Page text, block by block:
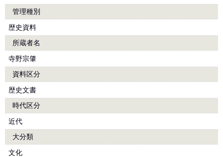
管理種別
歴史資料
所蔵者名
寺野宗肇
資料区分
歴史文書
時代区分
近代
大分類
文化